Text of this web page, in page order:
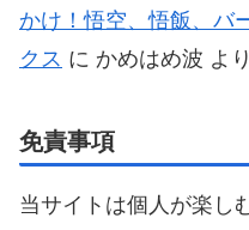
かけ！悟空、悟飯、バ
クス に かめはめ波 より
免責事項
当サイトは個人が楽し